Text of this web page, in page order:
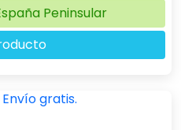
Peninsular